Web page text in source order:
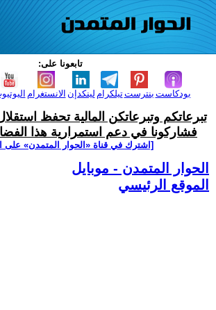
تابعونا على:
الانستغرام لينكدإن تيلكرامبنترست بودكاست
تبرعاتكم وتبرعاتكن المالية تحفظ
فشاركونا في دعم استمرارية هذا
[اشترك في قناة ‫«الحوار المتمدن» على
الحوار المتمدن - موبايل
الموقع الرئيسي